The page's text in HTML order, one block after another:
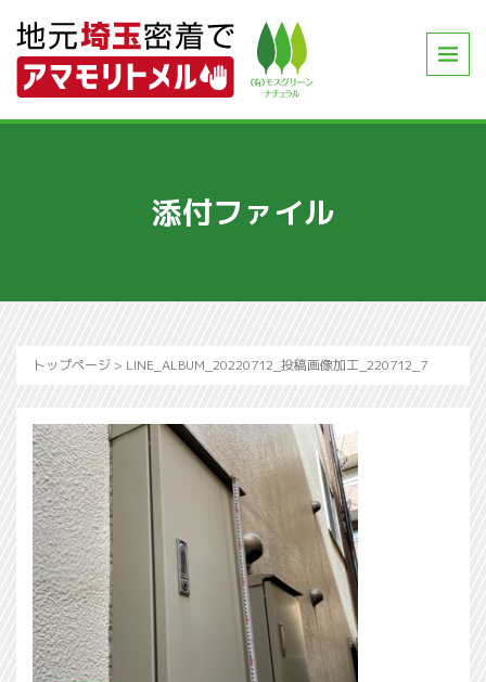
添付ファイル
トップページ > LINE_ALBUM_20220712_投稿画像加工_220712_7